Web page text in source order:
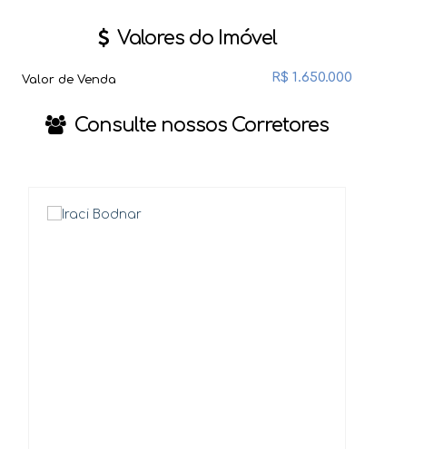
Valores do Imóvel
R$ 1.650.000
Valor de Venda
Consulte nossos Corretores